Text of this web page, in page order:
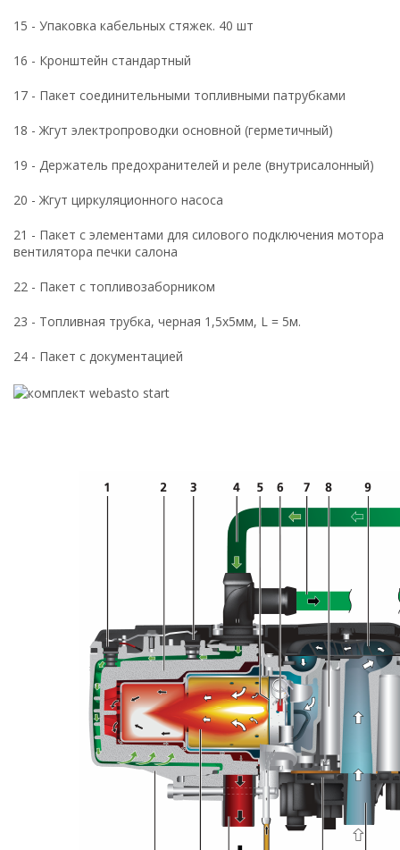
15 - Упаковка кабельных стяжек. 40 шт
16 - Кронштейн стандартный
17 - Пакет соединительными топливными патрубками
18 - Жгут электропроводки основной (герметичный)
19 - Держатель предохранителей и реле (внутрисалонный)
20 - Жгут циркуляционного насоса
21 - Пакет с элементами для силового подключения мотора
вентилятора печки салона
22 - Пакет с топливозаборником
23 - Топливная трубка, черная 1,5x5мм, L = 5м.
24 - Пакет с документацией